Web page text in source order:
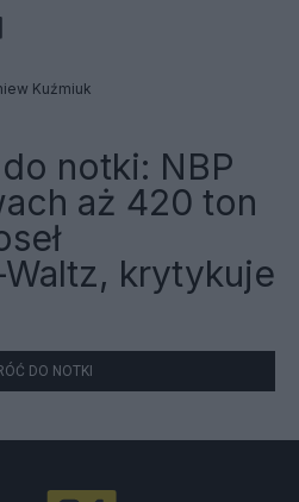
Kuźmiuk
notki: NBP
aż 420 ton
krytykuje
DO NOTKI